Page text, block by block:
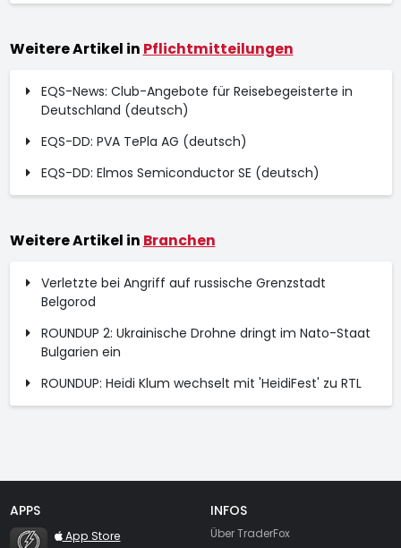
Weitere Artikel in Pflichtmitteilungen
EQS-News: Club-Angebote für Reisebegeisterte in
Deutschland (deutsch)
EQS-DD: PVA TePla AG (deutsch)
EQS-DD: Elmos Semiconductor SE (deutsch)
Weitere Artikel in Branchen
Verletzte bei Angriff auf russische Grenzstadt
Belgorod
ROUNDUP 2: Ukrainische Drohne dringt im Nato-Staat
Bulgarien ein
ROUNDUP: Heidi Klum wechselt mit 'HeidiFest' zu RTL
APPS
TraderFox Flash
App Store
INFOS
Über TraderFox